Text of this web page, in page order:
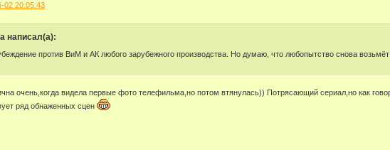
02 20:05:43
написал(а):
против ВиМ и АК любого зарубежного производства. Но думаю, что любопытство снова
очень,когда видела первые фото телефильма,но потом втянулась)) Потрясающий сериал,но как
ряд обнаженных сцен